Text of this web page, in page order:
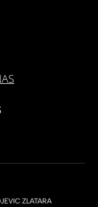
ZLATARA